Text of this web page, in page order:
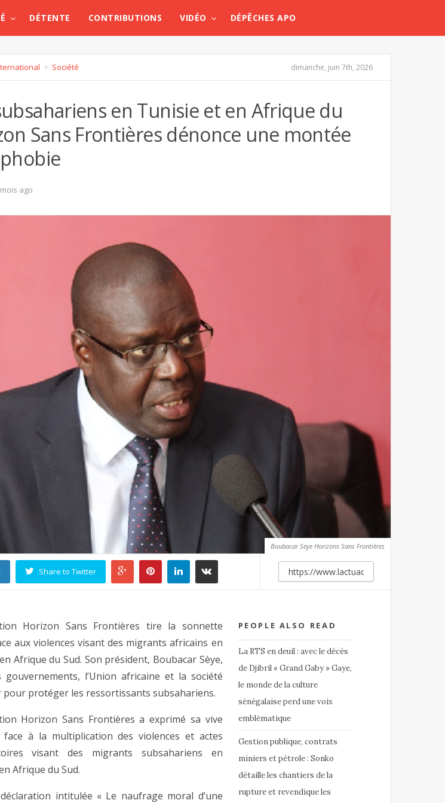
DÉTENTE CONTRIBUTIONS VIDÉO DÉPÊCHES APO
Société dimanche, juin 7th, 2026
en Tunisie et en Afrique du
Sans Frontières dénonce une montée
ago
Boubacar Seye Horizons Sans Frontières
Share to Twitter
PEOPLE ALSO READ
La RTS en deuil : avec le décès
de Djibril « Grand Gaby » Gaye,
le monde de la culture
sénégalaise perd une voix
emblématique
Gestion publique, contrats
miniers et pétrole : Sonko
détaille les chantiers de la
rupture et revendique les
Horizon Sans Frontières tire la sonnette
aux violences visant des migrants africains en
Afrique du Sud. Son président, Boubacar Sèye,
gouvernements, l’Union africaine et la société
pour protéger les ressortissants subsahariens.
Horizon Sans Frontières a exprimé sa vive
face à la multiplication des violences et actes
visant des migrants subsahariens en
Afrique du Sud.
intitulée « Le naufrage moral d’une